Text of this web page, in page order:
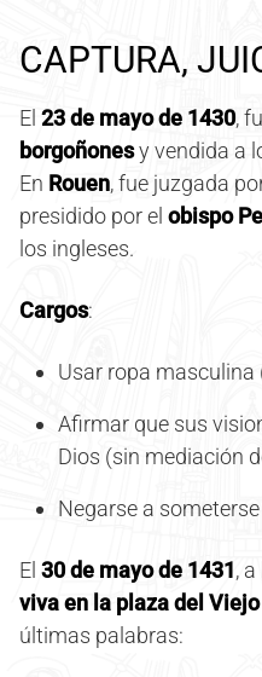
CAPTURA,
El 23 de mayo de 1430,
borgoñonesy vendida a
En Rouen, fue juzgada
presidido por el obispo
los ingleses.
Cargos:
Usar ropa masculina
Afirmar que sus
Dios (sin mediación
Negarse a
El 30 de mayo de 1431,
viva en la plaza del
últimas palabras: